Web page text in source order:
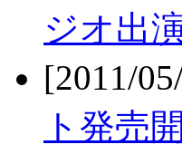
ジオ出
[2011/
ト発売